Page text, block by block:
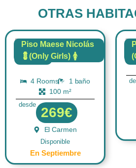
OTRAS
Piso Maese Nicolás
💈(Only Girls) 🚺
FLAT
4 Rooms
1 baño
100 m²
desde
269€
El Carmen
Disponible
En Septiembre